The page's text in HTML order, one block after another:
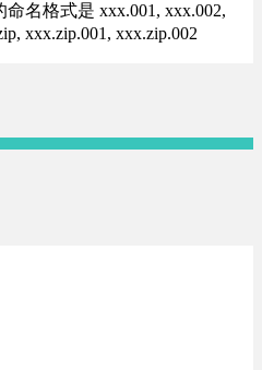
命名格式是 xxx.001, xxx.002,
xxx.zip.001, xxx.zip.002